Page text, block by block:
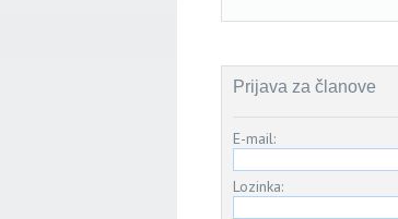
Prijava za članove
E-mail:
Lozinka: